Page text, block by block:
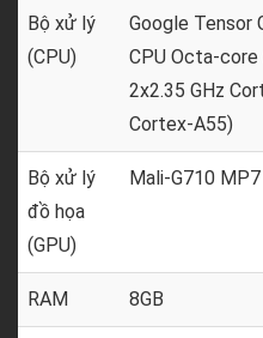
Bộ xử lý
(CPU)
Google Tensor
CPU Octa-core
2x2.35 GHz
Cortex-A55)
Bộ xử lý
đồ họa
(GPU)
Mali-G710 MP7
RAM 8GB